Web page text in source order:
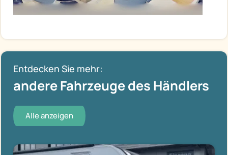
Entdecken Sie mehr:
andere Fahrzeuge des Händlers
Alle anzeigen